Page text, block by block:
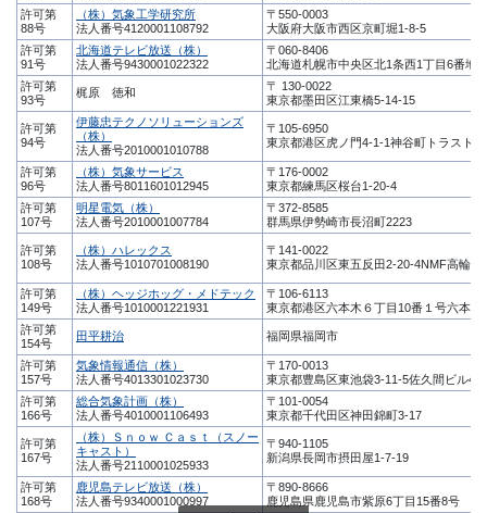
許可第
88号
（株）気象工学研究所
法人番号4120001108792
〒550-0003
大阪府大阪市西区京町堀1-8-5
許可第
91号
北海道テレビ放送（株）
法人番号9430001022322
〒060-8406
北海道札幌市中央区北1条西1丁目6番地
許可第
93号
梶原 徳和
〒 130-0022
東京都墨田区江東橋5-14-15
許可第
94号
伊藤忠テクノソリューションズ
（株）
法人番号2010001010788
〒105-6950
東京都港区虎ノ門4-1-1神谷町トラスト
許可第
96号
（株）気象サービス
法人番号8011601012945
〒176-0002
東京都練馬区桜台1-20-4
許可第
107号
明星電気（株）
法人番号2010001007784
〒372-8585
群馬県伊勢崎市長沼町2223
許可第
108号
（株）ハレックス
法人番号1010701008190
〒141-0022
東京都品川区東五反田2-20-4NMF高輪ビ
許可第
149号
（株）ヘッジホッグ・メドテック
法人番号1010001221931
〒106-6113
東京都港区六本木６丁目10番１号六本木
許可第
154号
田平耕治 福岡県福岡市
許可第
157号
気象情報通信（株）
法人番号4013301023730
〒170-0013
東京都豊島区東池袋3-11-5佐久間ビル4階
許可第
166号
総合気象計画（株）
法人番号4010001106493
〒101-0054
東京都千代田区神田錦町3-17
許可第
167号
（株）Ｓｎｏｗ Ｃａｓｔ（スノー
キャスト）
法人番号2110001025933
〒940-1105
新潟県長岡市摂田屋1-7-19
許可第
168号
鹿児島テレビ放送（株）
法人番号9340001000997
〒890-8666
鹿児島県鹿児島市紫原6丁目15番8号